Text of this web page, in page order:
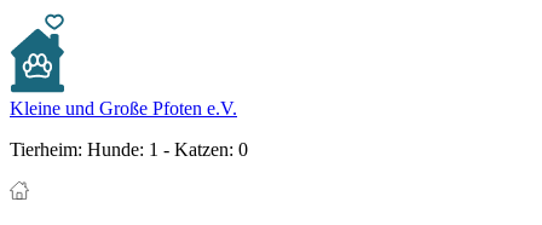
Kleine und Große Pfoten e.V.
Tierheim: Hunde: 1 - Katzen: 0